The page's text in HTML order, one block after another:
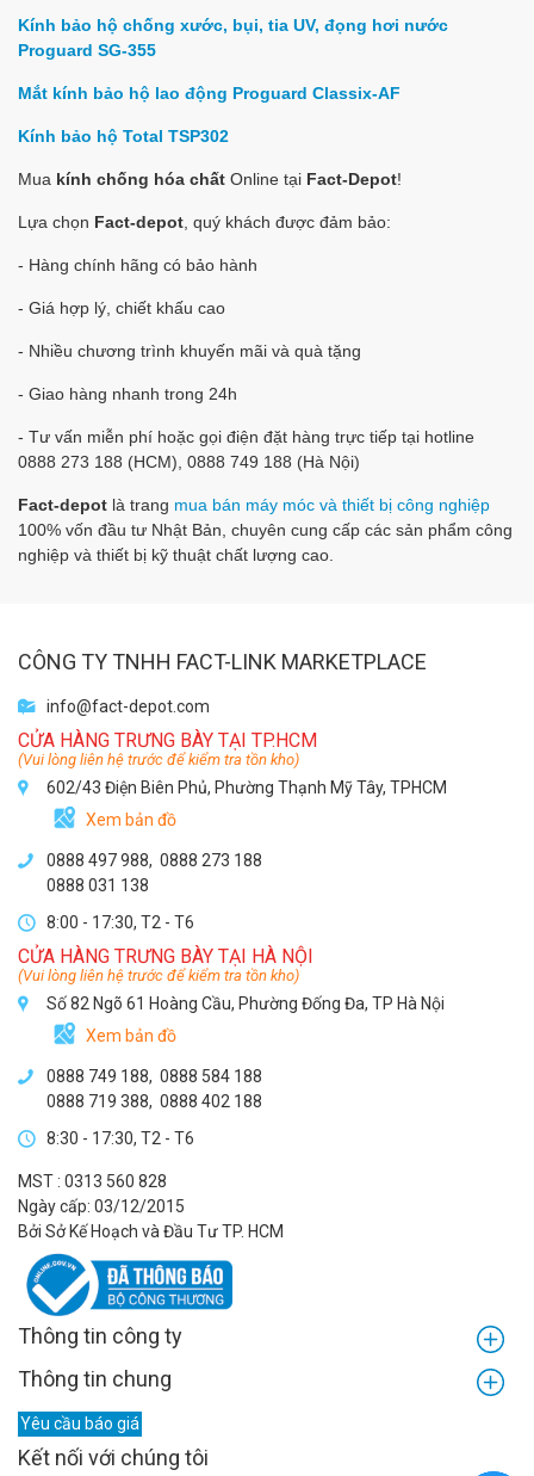
Kính bảo hộ chống xước, bụi, tia UV, đọng hơi nước
Proguard SG-355
Mắt kính bảo hộ lao động Proguard Classix-AF
Kính bảo hộ Total TSP302
Mua kính chống hóa chất Online tại Fact-Depot!
Lựa chọn Fact-depot , quý khách được đảm bảo:
- Hàng chính hãng có bảo hành
- Giá hợp lý, chiết khấu cao
- Nhiều chương trình khuyến mãi và quà tặng
- Giao hàng nhanh trong 24h
- Tư vấn miễn phí hoặc gọi điện đặt hàng trực tiếp tại hotline
0888 273 188 (HCM), 0888 749 188 (Hà Nội)
Fact-depot là trang mua bán máy móc và thiết bị công nghiệp
100% vốn đầu tư Nhật Bản, chuyên cung cấp các sản phẩm công
nghiệp và thiết bị kỹ thuật chất lượng cao.
CÔNG TY TNHH FACT-LINK MARKETPLACE
info@fact-depot.com
CỬA HÀNG TRƯNG BÀY TẠI TP.HCM
(Vui lòng liên hệ trước để kiểm tra tồn kho)
602/43 Điện Biên Phủ, Phường Thạnh Mỹ Tây, TPHCM
Xem bản đồ
0888 497 988, 0888 273 188
0888 031 138
8:00 - 17:30, T2 - T6
CỬA HÀNG TRƯNG BÀY TẠI HÀ NỘI
(Vui lòng liên hệ trước để kiểm tra tồn kho)
Số 82 Ngõ 61 Hoàng Cầu, Phường Đống Đa, TP Hà Nội
Xem bản đồ
0888 749 188, 0888 584 188
0888 719 388, 0888 402 188
8:30 - 17:30, T2 - T6
MST : 0313 560 828
Ngày cấp: 03/12/2015
Bởi Sở Kế Hoạch và Đầu Tư TP. HCM
Thông tin công ty
Thông tin chung
Yêu cầu báo giá
Kết nối với chúng tôi